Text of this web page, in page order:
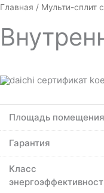
Главная / Мульти-сплит
Площадь помещения
Гарантия
Класс
Количество
блок
мульти
системы